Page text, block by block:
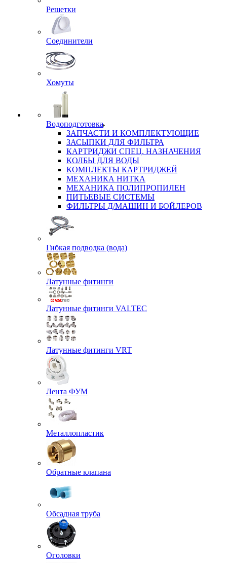
Решетки
Соединители
Хомуты
Водоподготовка
ЗАПЧАСТИ И КОМПЛЕКТУЮЩИЕ
ЗАСЫПКИ ДЛЯ ФИЛЬТРА
КАРТРИДЖИ СПЕЦ. НАЗНАЧЕНИЯ
КОЛБЫ ДЛЯ ВОДЫ
КОМПЛЕКТЫ КАРТРИДЖЕЙ
МЕХАНИКА НИТКА
МЕХАНИКА ПОЛИПРОПИЛЕН
ПИТЬЕВЫЕ СИСТЕМЫ
ФИЛЬТРЫ Д/МАШИН И БОЙЛЕРОВ
Гибкая подводка (вода)
Латунные фитинги
Латунные фитинги VALTEC
Латунные фитинги VRT
Лента ФУМ
Металлопластик
Обратные клапана
Обсадная труба
Оголовки